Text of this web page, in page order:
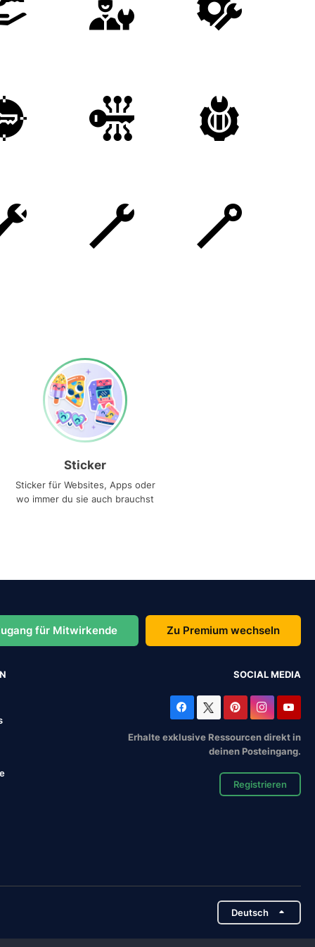
Sticker
Sticker für Websites, Apps oder
wo immer du sie auch brauchst
für Mitwirkende Zu Premium wechseln
SOCIAL MEDIA
Erhalte exklusive Ressourcen direkt in
deinen Posteingang.
Registrieren
Deutsch